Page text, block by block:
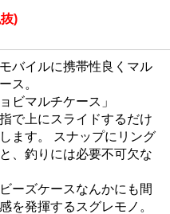
)
バイルに携帯性良くマル
ス。
ビマルチケース」
で上にスライドするだけ
ます。 スナップにリング
、釣りには必要不可欠な
ーズケースなんかにも間
を発揮するスグレモノ。